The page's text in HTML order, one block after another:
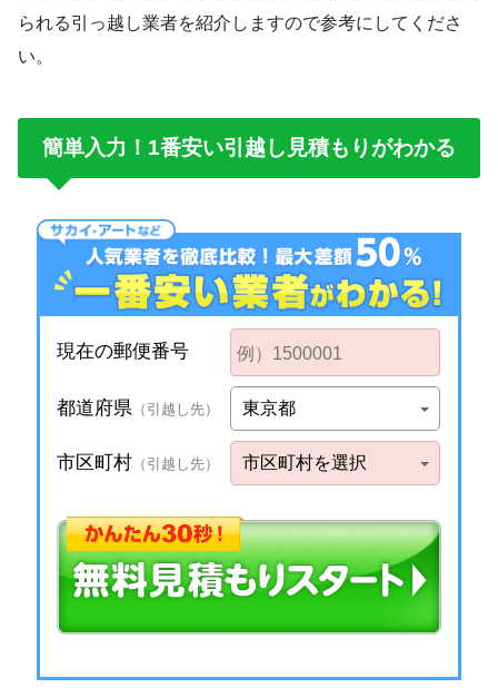
られる引っ越し業者を紹介しますので参考にしてくださ
い。
簡単入力！1番安い引越し見積もりがわかる